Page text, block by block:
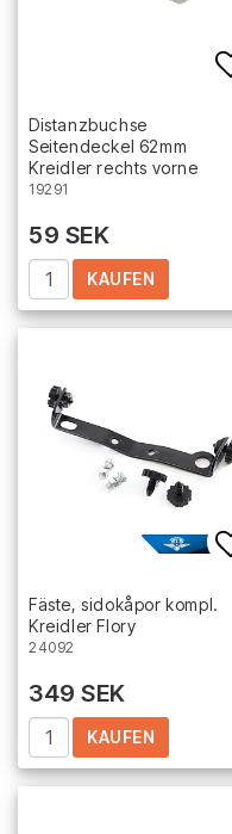
Distanzbuchse
Seitendeckel 62mm
Kreidler rechts vorne
19291
59 SEK
KAUFEN
Fäste, sidokåpor kompl.
Kreidler Flory
24092
349 SEK
KAUFEN